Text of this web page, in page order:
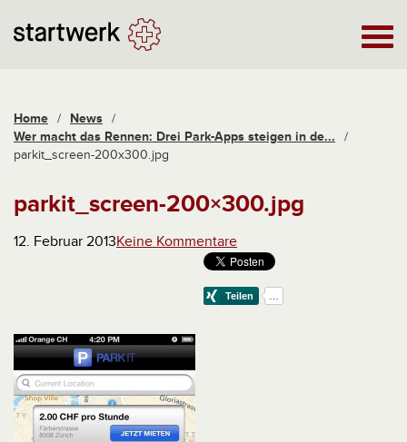
Home / News /
Wer macht das Rennen: Drei Park-Apps steigen in de...
/
parkit_screen-200x300.jpg
parkit_screen-200×300.jpg
12. Februar 2013Keine Kommentare